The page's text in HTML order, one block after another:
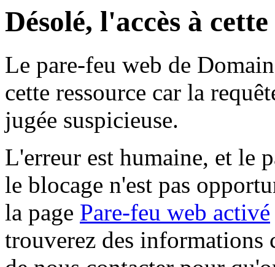
Désolé, l'accès à
Le pare-feu web de
cette ressource car la
jugée suspicieuse.
L'erreur est humaine, et le
le blocage n'est pas
la page Pare-feu web activé
trouverez des informations